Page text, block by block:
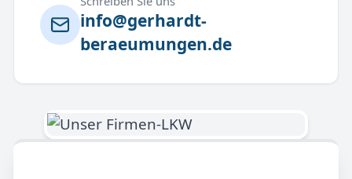
info@gerhardt-
beraeumungen.de